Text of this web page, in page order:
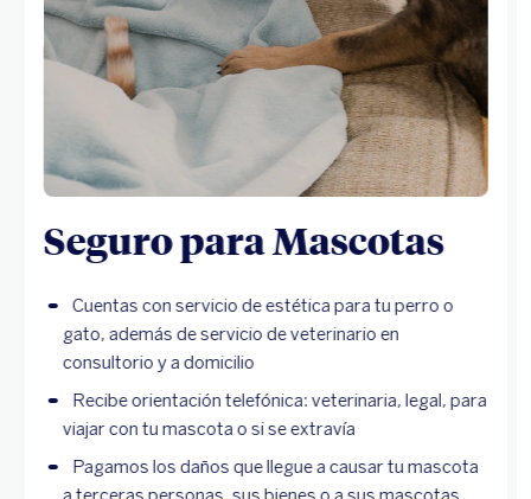
Seguro para Mascotas
Cuentas con servicio de estética para tu perro o
gato, además de servicio de veterinario en
consultorio y a domicilio
Recibe orientación telefónica: veterinaria, legal, para
viajar con tu mascota o si se extravía
Pagamos los daños que llegue a causar tu mascota